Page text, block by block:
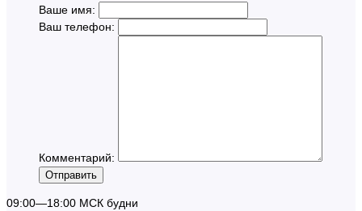
Ваше имя:
Ваш телефон:
Комментарий:
Отправить
09:00—18:00 МСК будни